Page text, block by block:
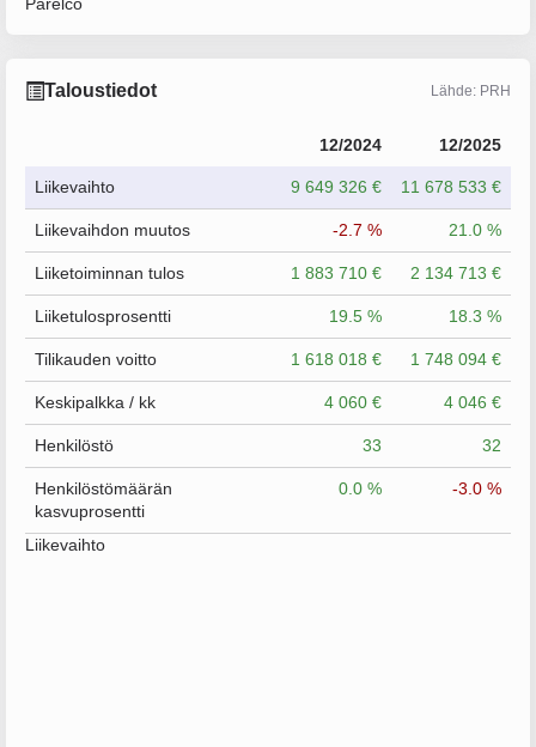
Taloustiedot Lähde: PRH
12/2024 12/2025
Liikevaihto 9 649 326 € 11 678 533 €
Liikevaihdon muutos -2.7 % 21.0 %
Liiketoiminnan tulos 1 883 710 € 2 134 713 €
Liiketulosprosentti 19.5 % 18.3 %
Tilikauden voitto 1 618 018 € 1 748 094 €
Keskipalkka / kk 4 060 € 4 046 €
Henkilöstö 33 32
Henkilöstömäärän
kasvuprosentti
0.0 % -3.0 %
Liikevaihto